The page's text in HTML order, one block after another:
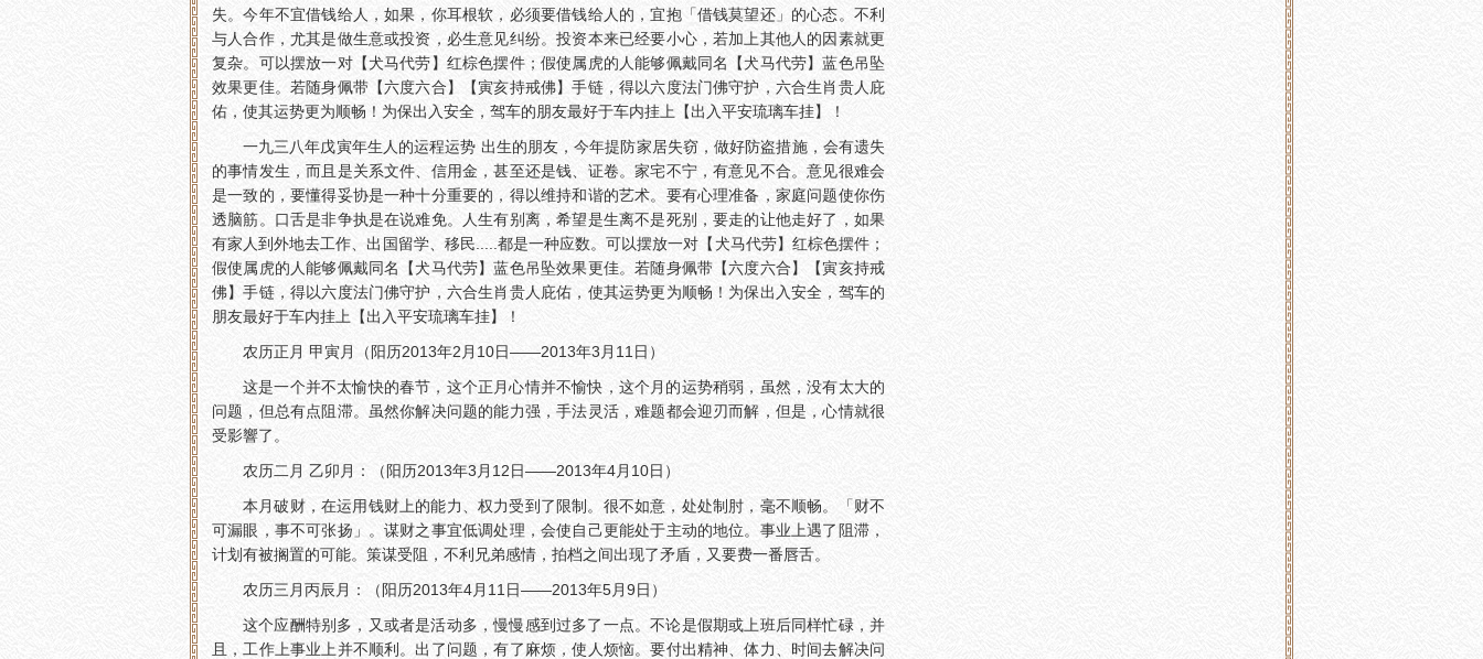
失。今年不宜借钱给人，如果，你耳根软，必须要借钱给人的，宜抱「借钱莫望还」的心态。不利
与人合作，尤其是做生意或投资，必生意见纠纷。投资本来已经要小心，若加上其他人的因素就更
复杂。可以摆放一对【犬马代劳】红棕色摆件；假使属虎的人能够佩戴同名【犬马代劳】蓝色吊坠
效果更佳。若随身佩带【六度六合】【寅亥持戒佛】手链，得以六度法门佛守护，六合生肖贵人庇
佑，使其运势更为顺畅！为保出入安全，驾车的朋友最好于车内挂上【出入平安琉璃车挂】！
一九三八年戊寅年生人的运程运势 出生的朋友，今年提防家居失窃，做好防盗措施，会有遗失
的事情发生，而且是关系文件、信用金，甚至还是钱、证卷。家宅不宁，有意见不合。意见很难会
是一致的，要懂得妥协是一种十分重要的，得以维持和谐的艺术。要有心理准备，家庭问题使你伤
透脑筋。口舌是非争执是在说难免。人生有别离，希望是生离不是死别，要走的让他走好了，如果
有家人到外地去工作、出国留学、移民.....都是一种应数。可以摆放一对【犬马代劳】红棕色摆件；
假使属虎的人能够佩戴同名【犬马代劳】蓝色吊坠效果更佳。若随身佩带【六度六合】【寅亥持戒
佛】手链，得以六度法门佛守护，六合生肖贵人庇佑，使其运势更为顺畅！为保出入安全，驾车的
朋友最好于车内挂上【出入平安琉璃车挂】！
农历正月 甲寅月（阳历2013年2月10日——2013年3月11日）
这是一个并不太愉快的春节，这个正月心情并不愉快，这个月的运势稍弱，虽然，没有太大的
问题，但总有点阻滞。虽然你解决问题的能力强，手法灵活，难题都会迎刃而解，但是，心情就很
受影響了。
农历二月 乙卯月：（阳历2013年3月12日——2013年4月10日）
本月破财，在运用钱财上的能力、权力受到了限制。很不如意，处处制肘，毫不顺畅。「财不
可漏眼，事不可张扬」。谋财之事宜低调处理，会使自己更能处于主动的地位。事业上遇了阻滞，
计划有被搁置的可能。策谋受阻，不利兄弟感情，拍档之间出现了矛盾，又要费一番唇舌。
农历三月丙辰月：（阳历2013年4月11日——2013年5月9日）
这个应酬特别多，又或者是活动多，慢慢感到过多了一点。不论是假期或上班后同样忙碌，并
且，工作上事业上并不顺利。出了问题，有了麻烦，使人烦恼。要付出精神、体力、时间去解决问